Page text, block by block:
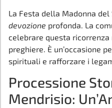
La Festa della Madonna
devozione profonda. La
celebrare questa
preghiere. È un’occasione
spirituali e rafforzare i
Processione
Mendrisio: